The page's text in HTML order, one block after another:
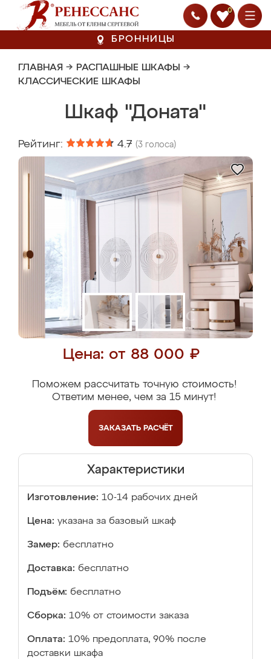
0
БРОННИЦЫ
ГЛАВНАЯ → РАСПАШНЫЕ ШКАФЫ →
КЛАССИЧЕСКИЕ ШКАФЫ
Шкаф "Доната"
Рейтинг: 4.7 (3 голоса)
Цена: от 88 000 ₽
Поможем рассчитать точную стоимость!
Ответим менее, чем за 15 минут!
ЗАКАЗАТЬ РАСЧЁТ
Характеристики
Изготовление: 10-14 рабочих дней
Цена: указана за базовый шкаф
Замер: бесплатно
Доставка: бесплатно
Подъём: бесплатно
Сборка: 10% от стоимости заказа
Оплата: 10% предоплата, 90% после
доставки шкафа